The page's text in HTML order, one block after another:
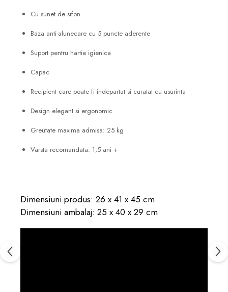
Cu sunet de sifon
Baza anti-alunecare cu 5 puncte aderente
Suport pentru hartie igienica
Capac
Recipient care poate fi indepartat si curatat cu usurinta
Design elegant si ergonomic
Greutate maxima admisa: 25 kg
Varsta recomandata: 1,5 ani +
Dimensiuni produs: 26 x 41 x 45 cm
Dimensiuni ambalaj: 25 x 40 x 29 cm